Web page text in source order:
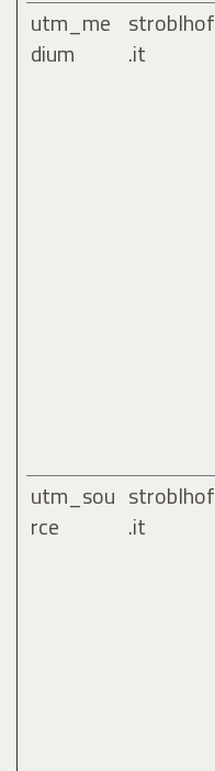
utm_me
dium
stroblhof
.it
utm_sou
rce
stroblhof
.it